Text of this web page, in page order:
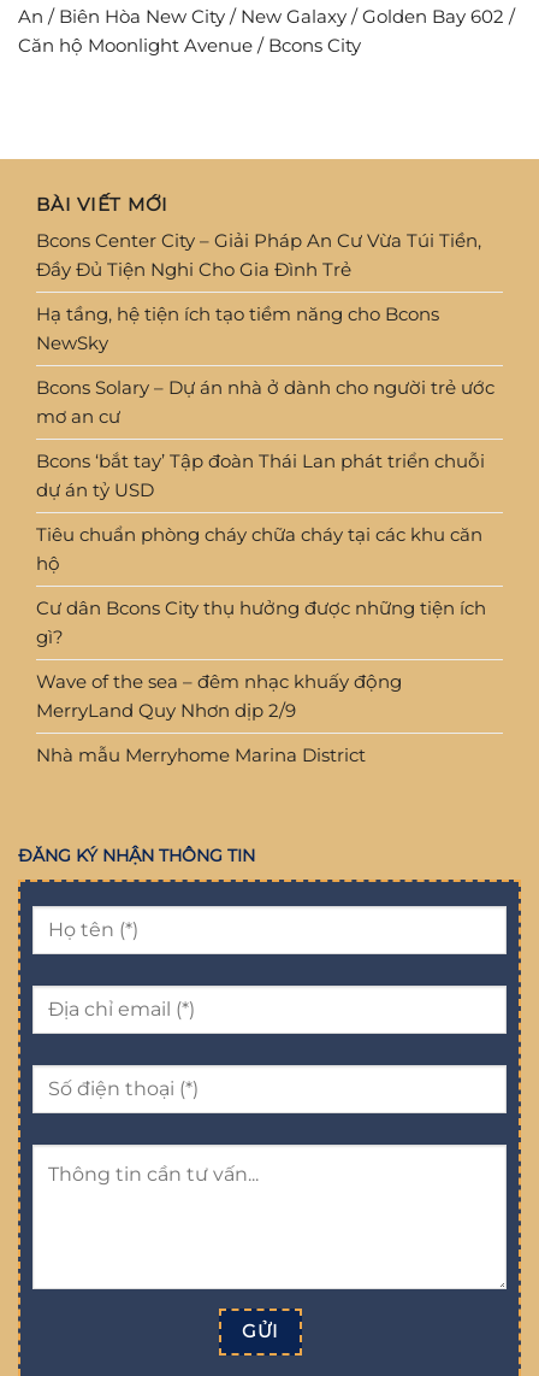
An / Biên Hòa New City / New Galaxy /Golden Bay 602 /
Căn hộ Moonlight Avenue / Bcons City
BÀI VIẾT MỚI
Bcons Center City – Giải Pháp An Cư Vừa Túi Tiền,
Đầy Đủ Tiện Nghi Cho Gia Đình Trẻ
Hạ tầng, hệ tiện ích tạo tiềm năng cho Bcons
NewSky
Bcons Solary – Dự án nhà ở dành cho người trẻ ước
mơ an cư
Bcons ‘bắt tay’ Tập đoàn Thái Lan phát triển chuỗi
dự án tỷ USD
Tiêu chuẩn phòng cháy chữa cháy tại các khu căn
hộ
Cư dân Bcons City thụ hưởng được những tiện ích
gì?
Wave of the sea – đêm nhạc khuấy động
MerryLand Quy Nhơn dịp 2/9
Nhà mẫu Merryhome Marina District
ĐĂNG KÝ NHẬN THÔNG TIN